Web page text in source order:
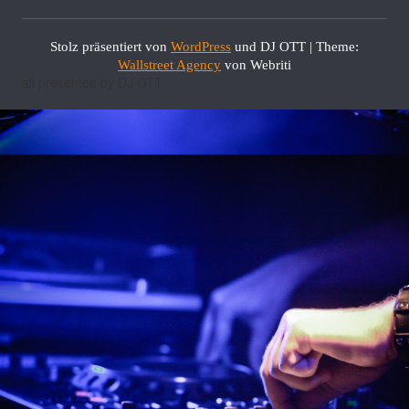
Stolz präsentiert von WordPress und DJ OTT | Theme:
Wallstreet Agency von Webriti